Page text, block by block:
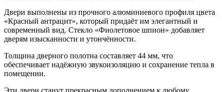
Двери выполнены из прочного алюминиевого профиля цвета
«Красный антрацит», который придаёт им элегантный и
современный вид. Стекло «Фиолетовое шпион» добавляет
дверям изысканности и утончённости.
Толщина дверного полотна составляет 44 мм, что
обеспечивает надёжную звукоизоляцию и сохранение тепла в
помещении.
Эти двери станут прекрасным дополнением к любому